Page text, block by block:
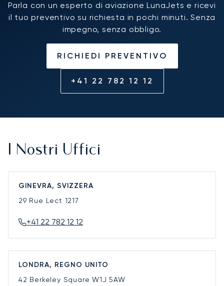
Parla con un esperto di aviazione LunaJets e ricevi
il tuo preventivo su richiesta in pochi minuti. Senza
impegno, senza obbligo.
RICHIEDI PREVENTIVO
+41 22 782 12 12
I Nostri Uffici
GINEVRA, SVIZZERA
29 Rue Lect 1217
+41 22 782 12 12
LONDRA, REGNO UNITO
42 Berkeley SquareW1J 5AW